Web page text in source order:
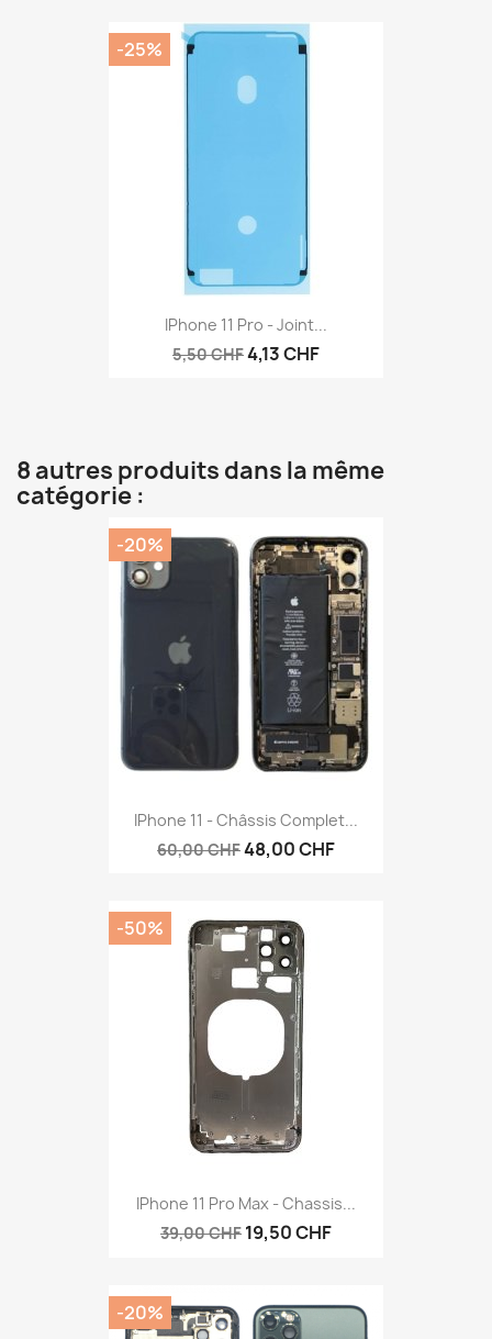
IPhone 11 Pro - Joint...
5,50 CHF4,13 CHF
-25%
8 autres produits dans la même
catégorie :
IPhone 11 - Châssis Complet...
60,00 CHF48,00 CHF
-20%
IPhone 11 Pro Max - Chassis...
39,00 CHF 19,50 CHF
-50%
-20%